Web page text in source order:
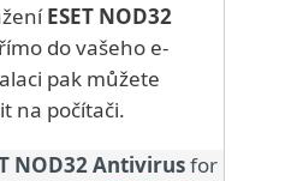
ESET NOD32
do vašeho e-
pak můžete
na počítači.
NOD32 Antivirusfor